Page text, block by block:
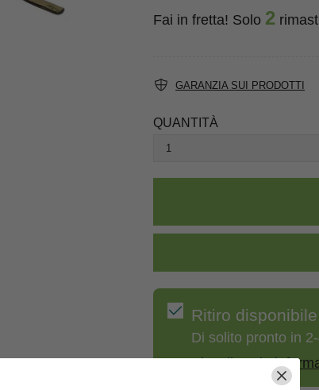
Fai in fretta! Solo 2
GARANZIA SUI PRODOTTI
QUANTITÀ
Ritiro
Di solito pronto in
Visualizza le